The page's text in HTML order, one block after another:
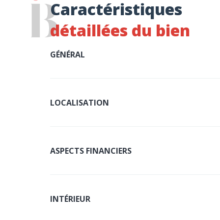
Caractéristiques
détaillées du bien
GÉNÉRAL
LOCALISATION
ASPECTS FINANCIERS
INTÉRIEUR